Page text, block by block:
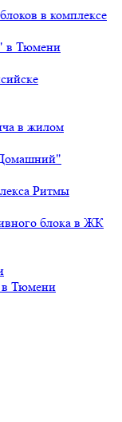
в комплексе
в Тюмени
в жилом
Ритмы
блока в ЖК
в Тюмени